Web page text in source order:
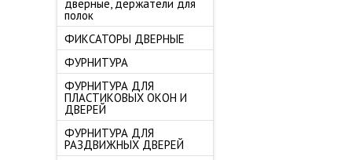
дверные, держатели для
полок
ФИКСАТОРЫ ДВЕРНЫЕ
ФУРНИТУРА
ФУРНИТУРА ДЛЯ
ПЛАСТИКОВЫХ ОКОН И
ДВЕРЕЙ
ФУРНИТУРА ДЛЯ
РАЗДВИЖНЫХ ДВЕРЕЙ